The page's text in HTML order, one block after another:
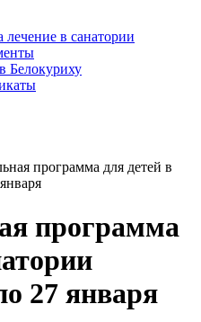
в санатории
Белокуриху
программа для детей в
программа
27 января